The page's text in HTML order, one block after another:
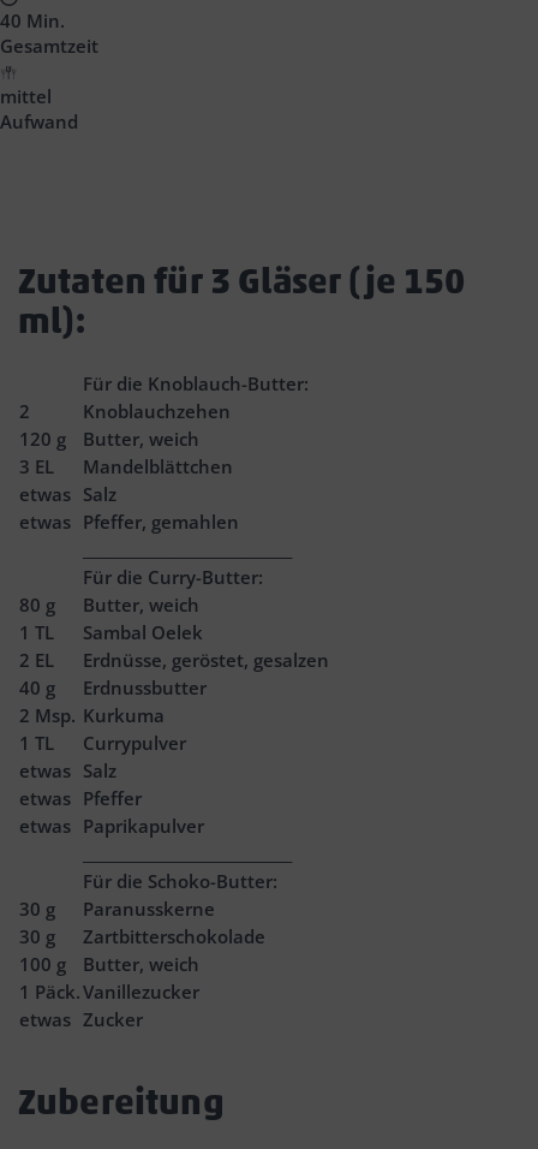
40 Min.
Gesamtzeit
mittel
Aufwand
Zutaten für 3 Gläser (je 150
ml):
Für die Knoblauch-Butter:
2
Knoblauchzehen
120 g
Butter, weich
3 EL
Mandelblättchen
etwas Salz
etwas Pfeffer, gemahlen
Für die Curry-Butter:
80 g
Butter, weich
1 TL
Sambal Oelek
2 EL
Erdnüsse, geröstet, gesalzen
40 g
Erdnussbutter
2 Msp. Kurkuma
1 TL
Currypulver
etwas Salz
etwas Pfeffer
etwas Paprikapulver
Für die Schoko-Butter:
30 g
Paranusskerne
30 g
Zartbitterschokolade
100 g
Butter, weich
1 Päck.Vanillezucker
etwas Zucker
Zubereitung